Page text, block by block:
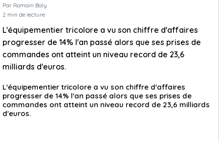
Par Romain Baly
2 min de lecture
L'équipementier tricolore a vu son chiffre d'affaires
progresser de 14% l'an passé alors que ses prises de
commandes ont atteint un niveau record de 23,6
milliards d'euros.
L'équipementier tricolore a vu son chiffre d'affaires
progresser de 14% l'an passé alors que ses prises de
commandes ont atteint un niveau record de 23,6 milliards
d'euros.